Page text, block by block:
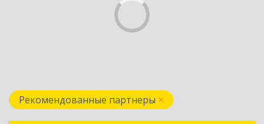
Рекомендованные партнеры